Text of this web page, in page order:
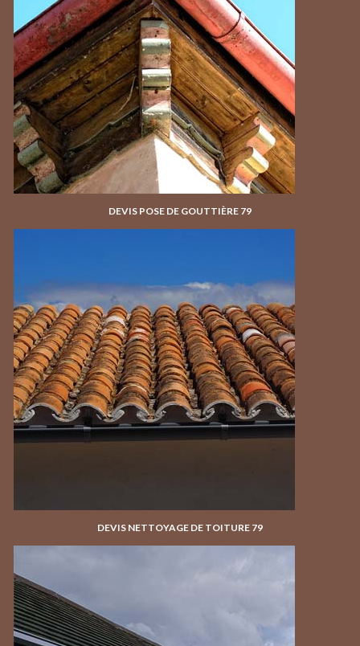
DEVIS POSE DE GOUTTIÈRE 79
DEVIS NETTOYAGE DE TOITURE 79